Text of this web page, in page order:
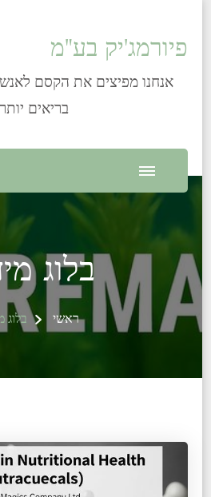
פיורמג'יק בע"מ
אנחנו מפיצים את הקסם
בריאים
בלוג
ראשי בלוג